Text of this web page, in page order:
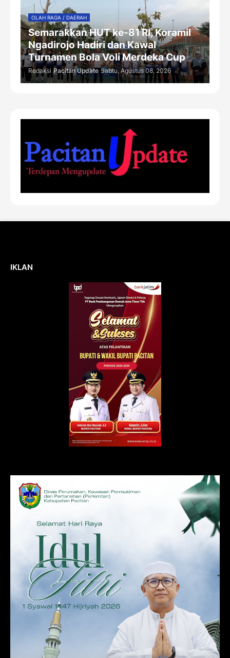
OLAH RAGA / DAERAH
Semarakkan HUT ke-81 RI, Koramil
Ngadirojo Hadiri dan Kawal
Turnamen Bola Voli Merdeka Cup
Redaksi Pacitan Update Sabtu, Agustus 08, 2026
IKLAN